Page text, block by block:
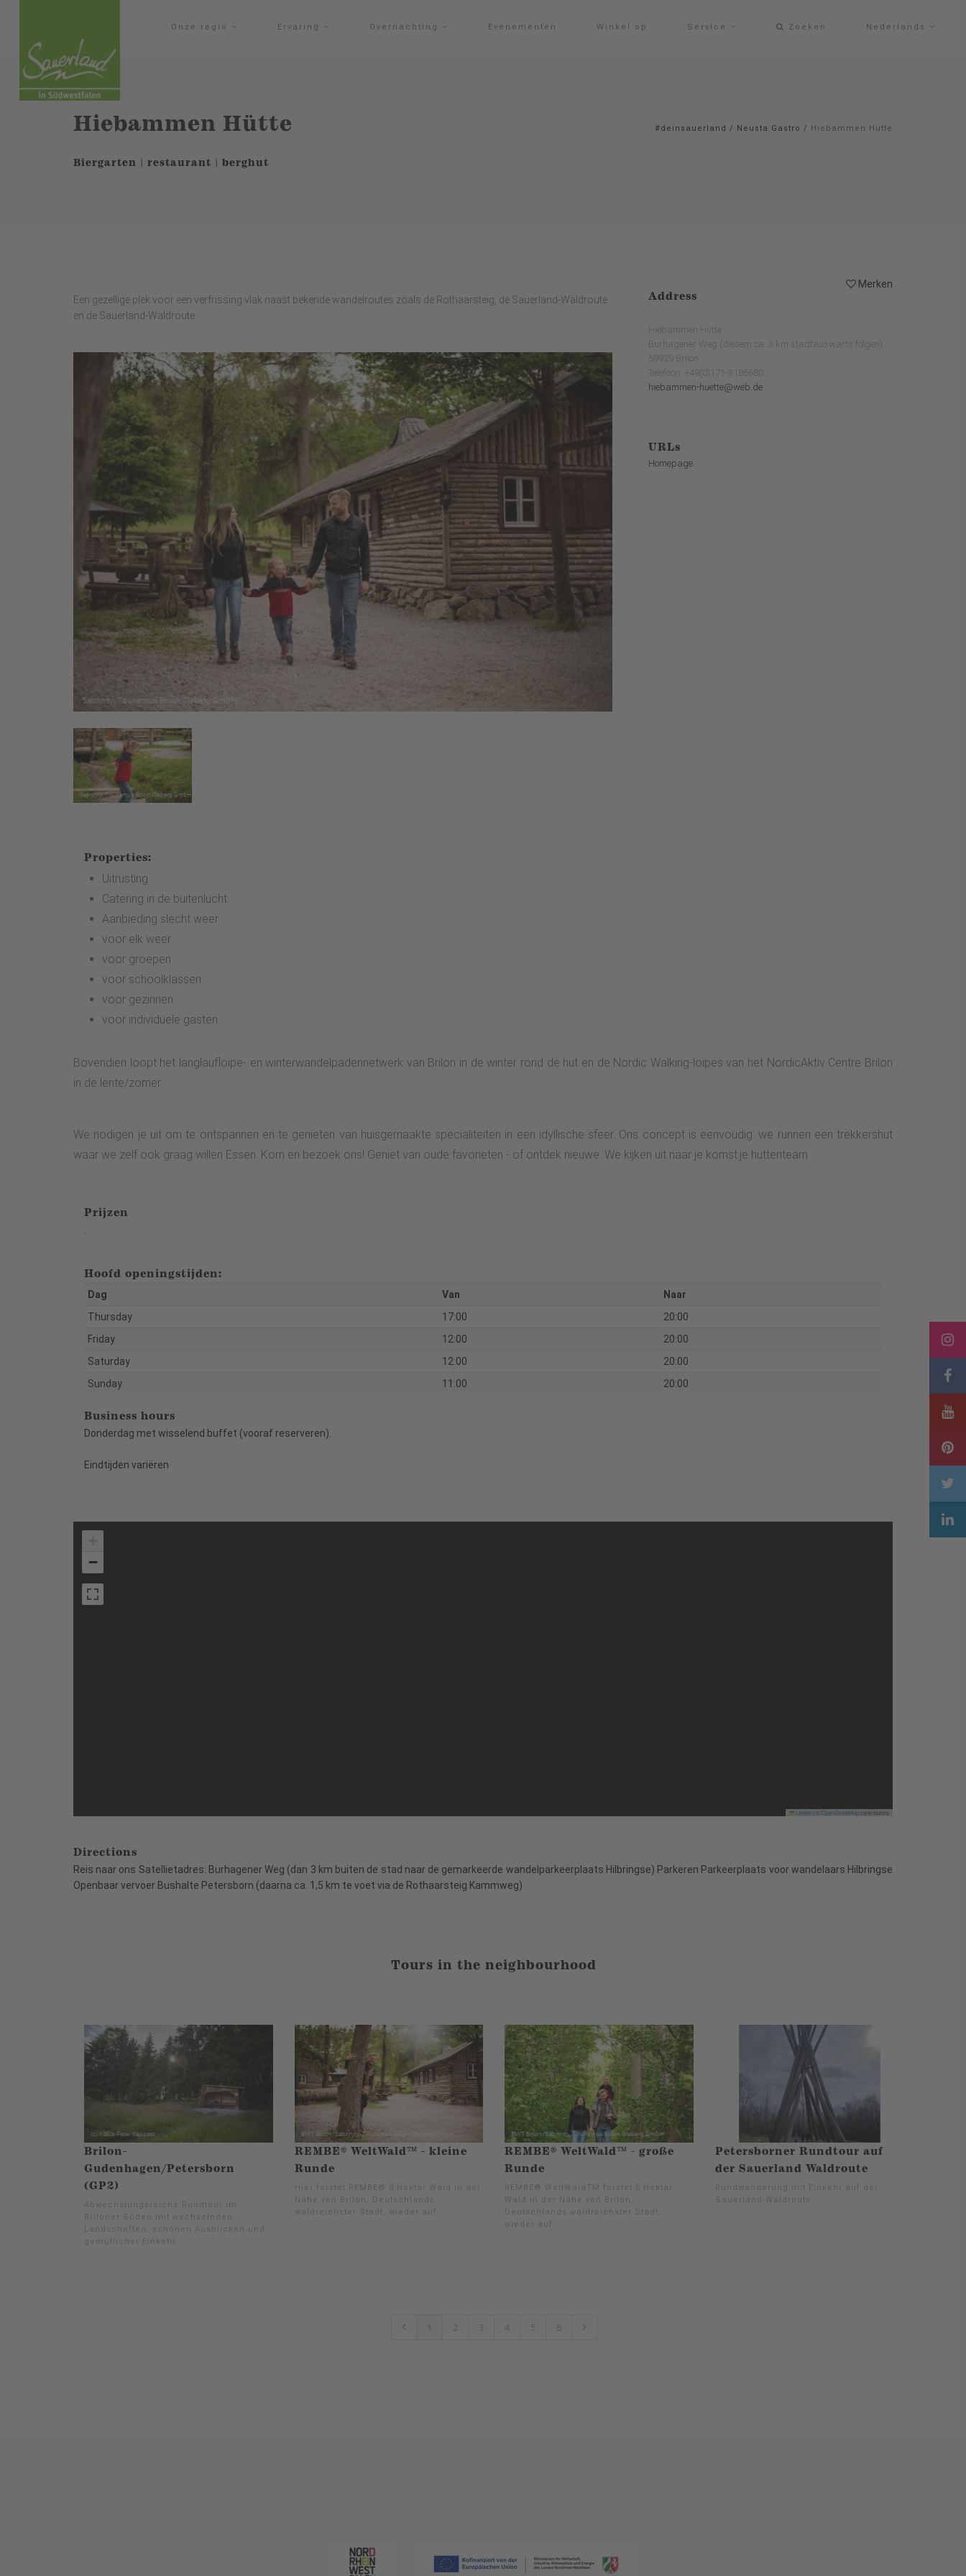
Onze regio Ervaring Overnachting Evenementen Winkel op Service Zoeken Nederlands
Hiebammen Hütte
Biergarten | restaurant | berghut
#deinsauerland / Neusta Gastro / Hiebammen Hütte
Merken
Een gezellige plek voor een verfrissing vlak naast bekende wandelroutes zoals de Rothaarsteig, de Sauerland-Waldroute
en de Sauerland-Waldroute.
Address
Hiebammen Hütte
Burhagener Weg (diesem ca. 3 km stadtauswärts folgen)
59929 Brilon
Telefoon: +49(0)171-3186680
hiebammen-huette@web.de
URLs
Homepage
Properties:
Uitrusting
Catering in de buitenlucht
Aanbieding slecht weer
voor elk weer
voor groepen
voor schoolklassen
voor gezinnen
voor individuele gasten
Bovendien loopt het langlaufloipe- en winterwandelpadennetwerk van Brilon in de winter rond de hut en de Nordic Walking-loipes van het NordicAktiv Centre Brilon
in de lente/zomer.
We nodigen je uit om te ontspannen en te genieten van huisgemaakte specialiteiten in een idyllische sfeer. Ons concept is eenvoudig: we runnen een trekkershut
waar we zelf ook graag willen Essen. Kom en bezoek ons! Geniet van oude favorieten - of ontdek nieuwe. We kijken uit naar je komst.je huttenteam
Prijzen
Hoofd openingstijden:
Dag Van
Naar
Thursday
17:00
20:00
Friday
12:00
20:00
Saturday
12:00
20:00
Sunday
11:00 20:00
Business hours
Donderdag met wisselend buffet (vooraf reserveren).
Eindtijden variëren
−
Leaflet OpenStreetMapcontributors
Directions
Reis naar ons Satellietadres: Burhagener Weg (dan 3 km buiten de stad naar de gemarkeerde wandelparkeerplaats Hilbringse) Parkeren Parkeerplaats voor wandelaars Hilbringse
Openbaar vervoer Bushalte Petersborn (daarna ca. 1,5 km te voet via de Rothaarsteig Kammweg)
Tours in the neighbourhood
Brilon-
Gudenhagen/Petersborn
(GP2)
Abwechslungsreiche Rundtour im
Briloner Süden mit wechselnden
Landschaften, schönen Ausblicken und
gemütlicher Einkehr.
REMBE® WeltWald™ - kleine
Runde
Hier forstet REMBE® 8 Hektar Wald in der
Nähe von Brilon, Deutschlands
waldreichster Stadt, wieder auf.
REMBE® WeltWald™ - große
Runde
REMBE® WeltWaldTM forstet 8 Hektar
Wald in der Nähe von Brilon,
Deutschlands waldreichster Stadt,
wieder auf.
Petersborner Rundtour auf
der Sauerland Waldroute
Rundwanderung mit Einkehr auf der
Sauerland-Waldroute
1 2 3 4 5 6